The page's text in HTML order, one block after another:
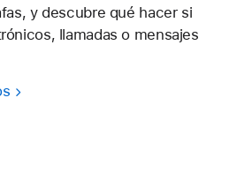
y descubre qué hacer si
llamadas o mensajes